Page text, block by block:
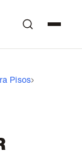
Pisos›